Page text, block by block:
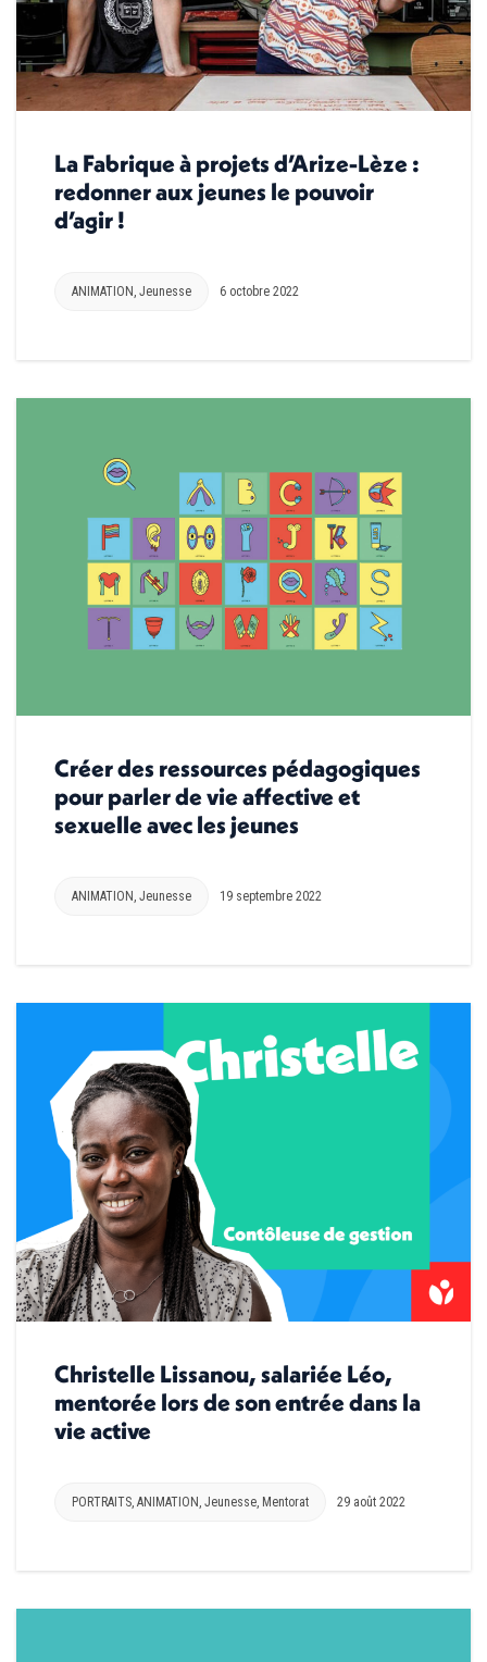
La Fabrique à projets d’Arize-Lèze :
redonner aux jeunes le pouvoir
d’agir !
ANIMATION Jeunesse 6 octobre 2022
Créer des ressources pédagogiques
pour parler de vie affective et
sexuelle avec les jeunes
ANIMATION , Jeunesse 19 septembre 2022
Christelle Lissanou, salariée Léo,
mentorée lors de son entrée dans la
vie active
PORTRAITS, ANIMATION , Jeunesse, Mentorat 29 août 2022